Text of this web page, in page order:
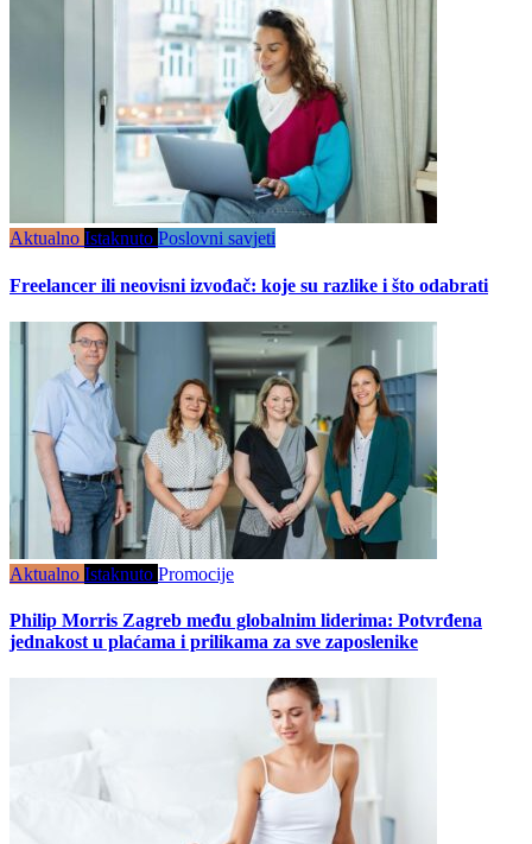
Aktualno Istaknuto Poslovni savjeti
Freelancer ili neovisni izvođač: koje su razlike i što odabrati
Aktualno Istaknuto Promocije
Philip Morris Zagreb među globalnim liderima: Potvrđena
jednakost u plaćama i prilikama za sve zaposlenike